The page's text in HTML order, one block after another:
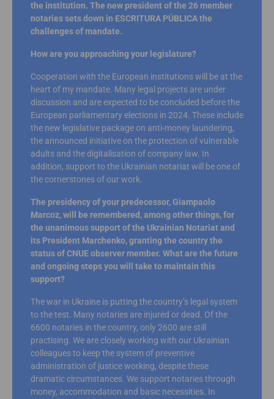
the institution. The new president of the 26 member
notaries sets down in ESCRITURA PÚBLICA the
challenges of mandate.
How are you approaching your legislature?
Cooperation with the European institutions will be at the
heart of my mandate. Many legal projects are under
discussion and are expected to be concluded before the
European parliamentary elections in 2024. These include
the new legislative package on anti-money laundering,
the announced initiative on the protection of vulnerable
adults and the digitalisation of company law. In
addition, support to the Ukrainian notariat will be one of
the cornerstones of our work.
The presidency of your predecessor, Giampaolo
Marcoz, will be remembered, among other things, for
the unanimous support of the Ukrainian Notariat and
its President Marchenko, granting the country the
status of CNUE observer member. What are the future
and ongoing steps you will take to maintain this
support?
The war in Ukraine is putting the country’s legal system
to the test. Many notaries are injured or dead. Of the
6600 notaries in the country, only 2600 are still
practising. We are closely working with our Ukrainian
colleagues to keep the system of preventive
administration of justice working, despite these
dramatic circumstances. We support notaries through
money, accommodation and basic necessities. In